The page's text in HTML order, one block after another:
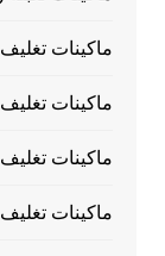
ماكينات
ماكينات
ماكينات تغليف
ماكينات